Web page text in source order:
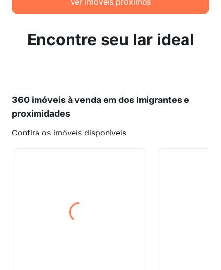
Ver imóveis próximos
Encontre seu lar ideal
360 imóveis à venda em dos Imigrantes e
proximidades
Confira os imóveis disponíveis